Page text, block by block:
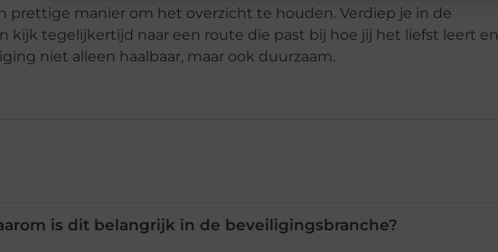
prettige manier om het overzicht te houden. Verdiep je in de
kijk tegelijkertijd naar een route die past bij hoe jij het liefst leert en
niet alleen haalbaar, maar ook duurzaam.
is dit belangrijk in de beveiligingsbranche?